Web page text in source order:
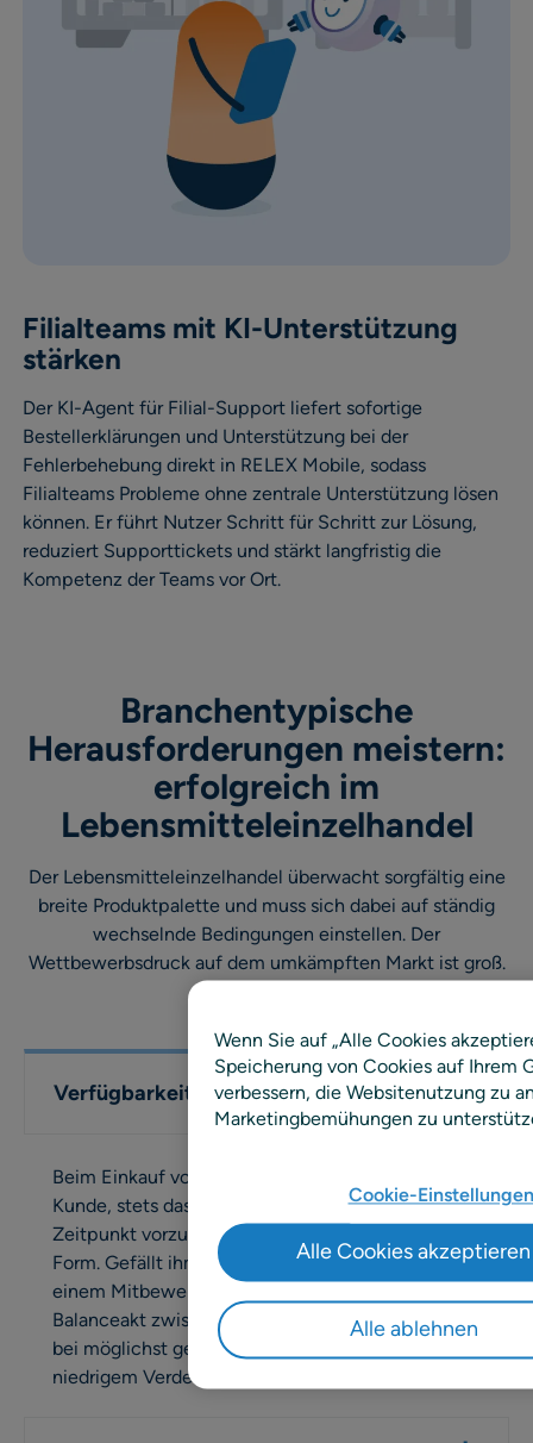
Filialteams mit KI-Unterstützung
stärken
Der KI-Agent für Filial-Support liefert sofortige
Bestellerklärungen und Unterstützung bei der
Fehlerbehebung direkt in RELEX Mobile, sodass
Filialteams Probleme ohne zentrale Unterstützung lösen
können. Er führt Nutzer Schritt für Schritt zur Lösung,
reduziert Supporttickets und stärkt langfristig die
Kompetenz der Teams vor Ort.
Branchentypische
Herausforderungen meistern:
erfolgreich im
Lebensmitteleinzelhandel
Der Lebensmitteleinzelhandel überwacht sorgfältig eine
breite Produktpalette und muss sich dabei auf ständig
wechselnde Bedingungen einstellen. Der
Wettbewerbsdruck auf dem umkämpften Markt ist groß.
Verfügbarkeit und Frische
Beim Einkauf von Lebensmitteln erwartet der
Kunde, stets das Gewünschte zum richtigen
Zeitpunkt vorzufinden – in möglichst frischer
Form. Gefällt ihm nicht, was er sieht, geht er zu
einem Mitbewerber. Händler müssen den
Balanceakt zwischen hoher Produktverfügbarkeit
bei möglichst geringen Bestandskosten und
niedrigem Verderb meistern.
Wenn Sie auf „Alle Cookies
Speicherung von Cookies auf Ihrem
verbessern, die Websitenutzung zu
Marketingbemühungen zu
Cookie-Einstellungen
Alle ablehnen
Alle Cookies akzeptieren